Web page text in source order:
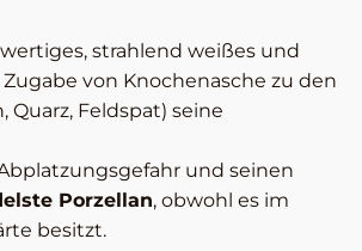
strahlend weißes und
von Knochenasche zu den
Feldspat) seine
und seinen
Porzellan, obwohl es im
besitzt.